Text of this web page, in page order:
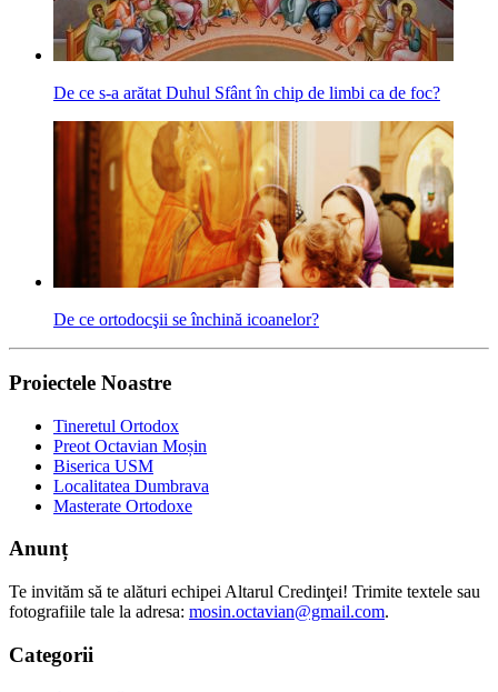
De ce s-a arătat Duhul Sfânt în chip de limbi ca de foc?
De ce ortodocşii se închină icoanelor?
Proiectele Noastre
Tineretul Ortodox
Preot Octavian Moșin
Biserica USM
Localitatea Dumbrava
Masterate Ortodoxe
Anunț
Te invităm să te alături echipei Altarul Credinţei! Trimite textele sau
fotografiile tale la adresa: mosin.octavian@gmail.com.
Categorii